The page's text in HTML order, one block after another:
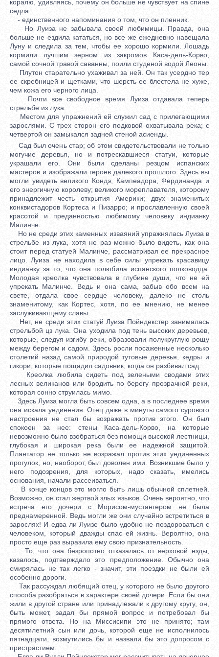
коралю, удивляясь, почему он больше не чувствует на спине
седла
- единственного напоминания о том, что он пленник.
Но Луиза не забывала своей любимицы. Правда, она
больше не ездила кататься, но все же ежедневно навещала
Луну и следила за тем, чтобы ее хорошо кормили. Лошадь
кормили лучшим зерном из закромов Каса-дель-Корво,
самой сочной травой саванны, поили студеной водой Леоны.
Плутон старательно ухаживал за ней. Он так усердно тер
ее скребницей и щетками, что шерсть ее блестела не хуже,
чем кожа его черного лица.
Почти все свободное время Луиза отдавала теперь
стрельбе из лука.
Местом для упражнений ей служил сад с прилегающими
зарослями. С трех сторон его подковой охватывала река; с
четвертой он замыкался задней стеной асиенды.
Сад был очень стар; об этом свидетельствовали не только
могучие деревья, но и потрескавшиеся статуи, которые
украшали его. Они были сделаны резцом испанских
мастеров и изображали героев далекого прошлого. Здесь вы
могли увидеть великого Кондэ, Кампеадора, Фердинанда и
его энергичную королеву; великого мореплавателя, которому
принадлежит честь открытия Америки; двух знаменитых
конквистадоров Кортеса и Пизарро; и прославленную своей
красотой и преданностью любимому человеку индианку
Малинче.
Но не среди этих каменных изваяний упражнялась Луиза в
стрельбе из лука, хотя не раз можно было видеть, как она
стоит перед статуей Малинче, рассматривая ее прекрасное
лицо. Луиза не находила в себе силы упрекать красавицу
индианку за то, что она полюбила испанского полководца.
Молодая креолка чувствовала в глубине души, что не ей
упрекать Малинче. Ведь и она сама, забыв обо всем на
свете, отдала свое сердце человеку, далеко не столь
знаменитому, как Кортес, хотя, по ее мнению, не менее
заслуживающему славы.
Нет, не среди этих статуй Луиза Пойндекстер занималась
стрельбой цз лука. Она уходила под тень высоких деревьев,
которые, следуя изгибу реки, образовали полукруглую рощу
между берегом и садом. Здесь росли посаженные несколько
столетий назад самой природой тутовые деревья, кедры и
гикори, которые пощадил садовник, когда он разбивал сад.
Креолка любила сидеть под зелеными сводами этих
лесных великанов или бродить по берегу прозрачной реки,
которая сонно струилась мимо.
Здесь Луиза могла быть совсем одна, а в последнее время
она искала уединения. Отец даже в минуты самого сурового
настроения не стал бы возражать против этого. Он был
спокоен за нее: стены Каса-дель-Корво, на которые
невозможно было взобраться без помощи высокой лестницы,
глубокая и широкая река были ее надежной защитой.
Плантатор не только не возражал против этих уединенных
прогулок, но, наоборот, был доволен ими. Возникшие было у
него подозрения, для которых, надо сказать, имелись
основания, начали рассеиваться.
В конце концов это могло быть лишь обычной сплетней.
Возможно, он стал жертвой злых языков. Очень вероятно, что
встреча его дочери с Морисом-мустангером не была
преднамеренной. Ведь могли же они случайно встретиться в
зарослях! И едва ли Луизе было удобно не поздороваться с
человеком, который дважды спас ей жизнь. Вероятно, она
просто еще раз выразила ему свою признательность.
То, что она безропотно отказалась от верховой езды,
казалось, подтверждало это предположение. Обычно она
смирялась не так легко - значит, эти поездки не были ей
особенно дороги.
Так рассуждал любящий отец, у которого не было другого
способа разобраться в характере своей дочери. Если бы они
жили в другой стране или принадлежали к другому кругу, он,
быть может, задал бы прямой вопрос и потребовал бы
прямого ответа. Но на Миссисипи это не принято; там
десятилетний сын или дочь, которой еще не исполнилось
пятнадцати, возмутились бы и назвали бы это допросом с
пристрастием.